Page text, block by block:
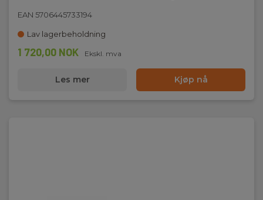
EAN 5706445733194
Lav lagerbeholdning
1 720,00 NOK Ekskl. mva
Les mer Kjøp nå